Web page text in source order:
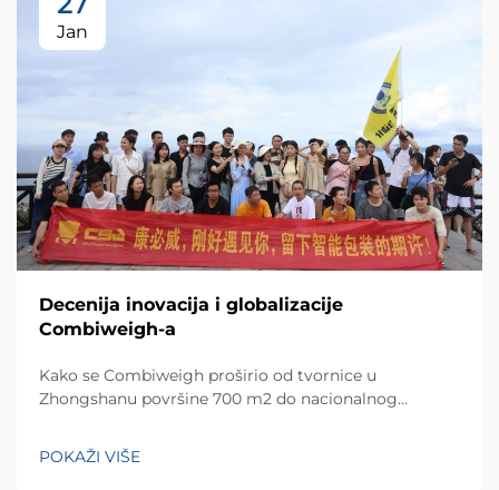
Jan
Decenija inovacija i globalizacije
Combiweigh-a
Kako se Combiweigh proširio od tvornice u
Zhongshanu površine 700 m2 do nacionalnog
zemalja. Otkrijte njihova inteligentna rješenja za
tehtanjezažali globalnu konsultaciju OEM/ODM-a još
POKAŽI VIŠE